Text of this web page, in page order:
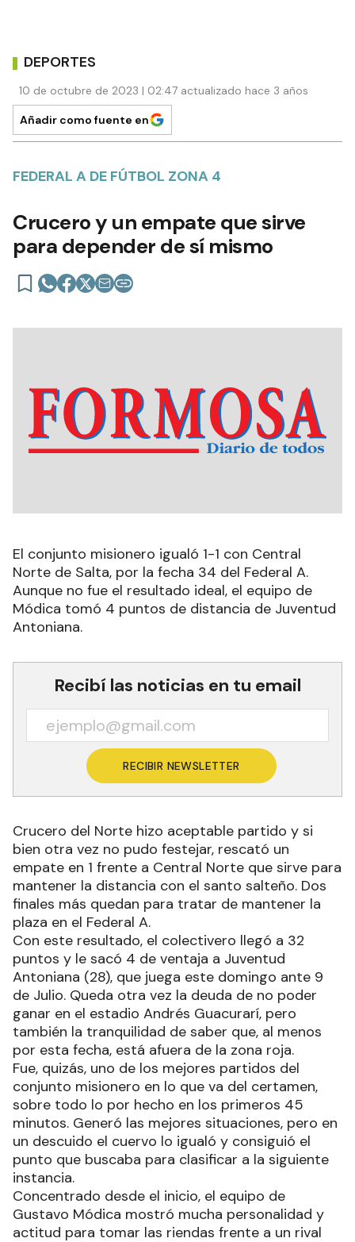
DEPORTES
10 de octubre de 2023 | 02:47 actualizado hace 3 años
Añadir como fuente en
FEDERAL A DE FÚTBOL ZONA 4
Crucero y un empate que sirve
para depender de sí mismo
El conjunto misionero igualó 1-1 con Central
Norte de Salta, por la fecha 34 del Federal A.
Aunque no fue el resultado ideal, el equipo de
Módica tomó 4 puntos de distancia de Juventud
Antoniana.
Recibí las noticias en tu email
RECIBIR NEWSLETTER
Crucero del Norte hizo aceptable partido y si
bien otra vez no pudo festejar, rescató un
empate en 1 frente a Central Norte que sirve para
mantener la distancia con el santo salteño. Dos
finales más quedan para tratar de mantener la
plaza en el Federal A.
Con este resultado, el colectivero llegó a 32
puntos y le sacó 4 de ventaja a Juventud
Antoniana (28), que juega este domingo ante 9
de Julio. Queda otra vez la deuda de no poder
ganar en el estadio Andrés Guacurarí, pero
también la tranquilidad de saber que, al menos
por esta fecha, está afuera de la zona roja.
Fue, quizás, uno de los mejores partidos del
conjunto misionero en lo que va del certamen,
sobre todo lo por hecho en los primeros 45
minutos. Generó las mejores situaciones, pero en
un descuido el cuervo lo igualó y consiguió el
punto que buscaba para clasificar a la siguiente
instancia.
Concentrado desde el inicio, el equipo de
Gustavo Módica mostró mucha personalidad y
actitud para tomar las riendas frente a un rival